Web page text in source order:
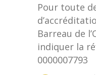
Pour toute
Barreau de
indiquer la
0000007793